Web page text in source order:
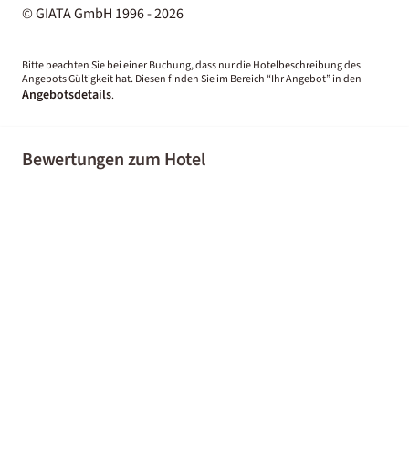
© GIATA GmbH 1996 - 2026
Bitte beachten Sie bei einer Buchung, dass nur die Hotelbeschreibung des
Angebots Gültigkeit hat. Diesen finden Sie im Bereich “Ihr Angebot” in den
Angebotsdetails.
Bewertungen zum Hotel